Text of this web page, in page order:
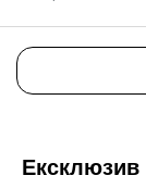
Ексклюзив